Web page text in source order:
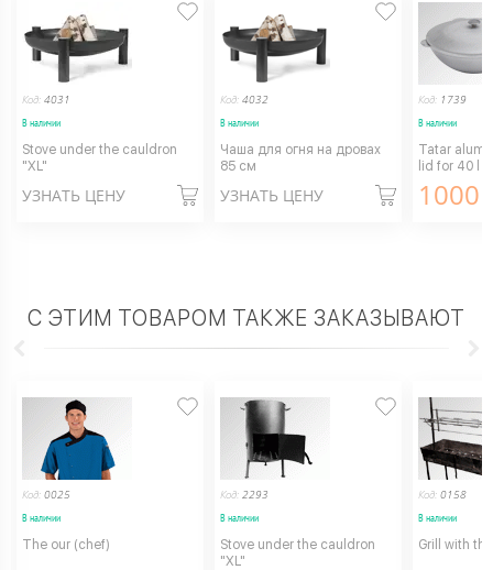
Код: 4031
В наличии
Stove under the cauldron
"XL"
УЗНАТЬ ЦЕНУ
Код: 4032
В наличии
Чаша для огня на дровах
85 см
УЗНАТЬ ЦЕНУ
Код: 1739
В наличии
Tatar
lid for 40 l
1000
С ЭТИМ ТОВАРОМ ТАКЖЕ ЗАКАЗЫВАЮТ
Код: 0025
В наличии
The our (chef)
Код: 2293
В наличии
Stove under the cauldron
"XL"
Код: 0158
В наличии
Grill with